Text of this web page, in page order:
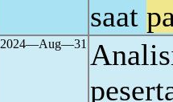
saat
2024―Aug―31